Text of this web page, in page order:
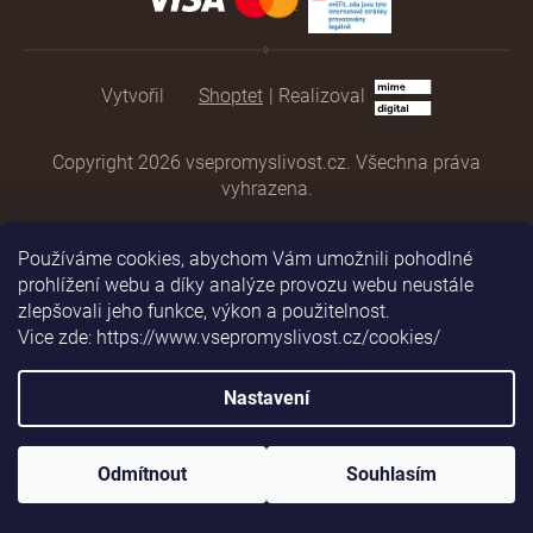
Používáme cookies, abychom Vám umožnili pohodlné
prohlížení webu a díky analýze provozu webu neustále
zlepšovali jeho funkce, výkon a použitelnost.
Vice zde: https://www.vsepromyslivost.cz/cookies/
Nastavení
Odmítnout Souhlasím
Shoptet | Realizoval
Copyright 2026 vsepromyslivost.cz . Všechna práva
vyhrazena.